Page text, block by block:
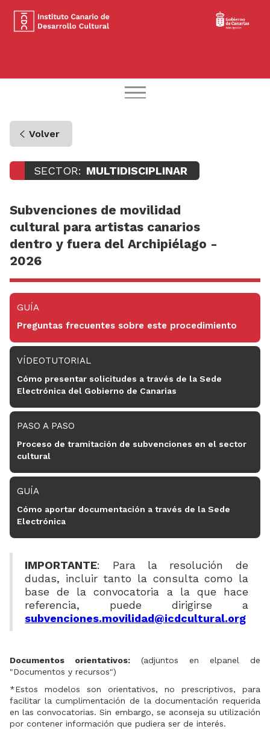
Volver
SECTOR: MULTIDISCIPLINAR
Subvenciones de movilidad
cultural para artistas canarios
dentro y fuera del Archipiélago -
2026
GUÍA
Preguntas frecuentes sobre este procedimiento
VÍDEOTUTORIAL
Cómo presentar solicitudes a través de la Sede
Electrónica del Gobierno de Canarias
PASO A PASO
Proceso de tramitación de subvenciones en el sector
cultural
GUÍA
Cómo aportar documentación a través de la Sede
Electrónica
IMPORTANTE: Para la resolución de
dudas, incluir tanto la consulta como la
base de la convocatoria a la que hace
referencia, puede dirigirse a
subvenciones.movilidad@icdcultural.org
Documentos orientativos: (adjuntos en elpanel de
"Documentos y recursos")
*Estos modelos son orientativos, no prescriptivos, para
facilitar la cumplimentación de la documentación requerida
en las convocatorias. Sin embargo, se aconseja su utilización
por contener información que pudiera ser de interés.